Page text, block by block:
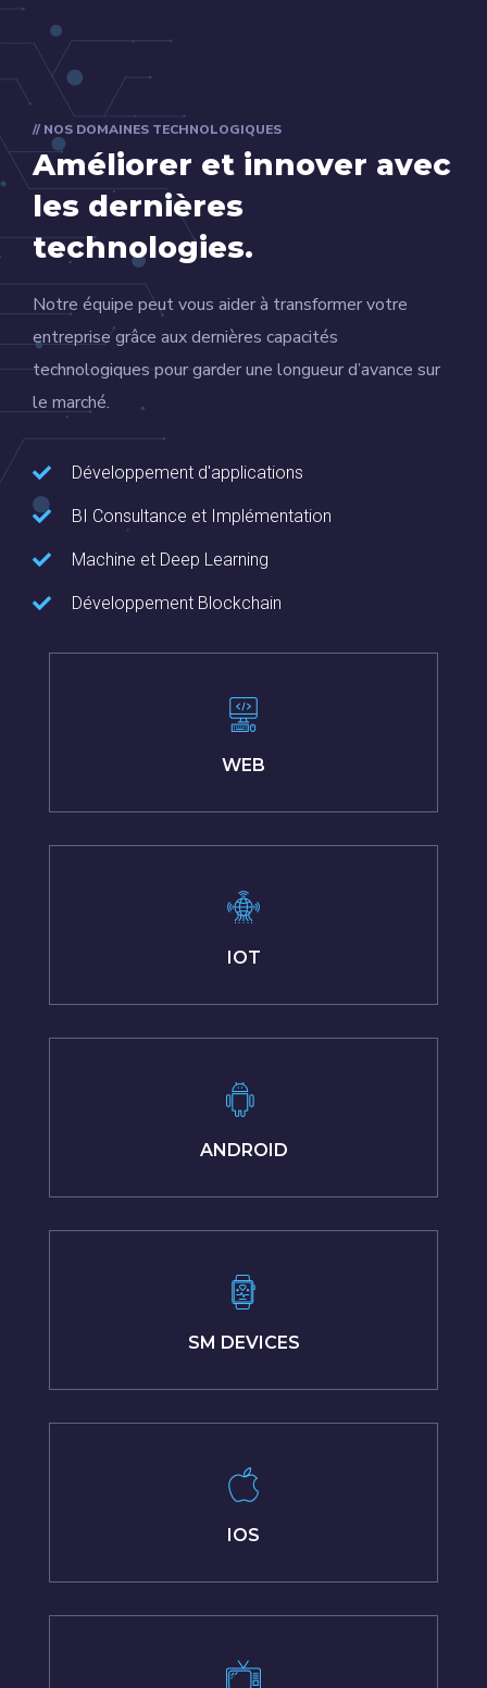
// NOS DOMAINES TECHNOLOGIQUES
Améliorer et innover avec
les dernières
technologies.
Notre équipe peut vous aider à transformer votre
entreprise grâce aux dernières capacités
technologiques pour garder une longueur d’avance sur
le marché.
Développement d'applications
BI Consultance et Implémentation
Machine et Deep Learning
Développement Blockchain
WEB
IOT
ANDROID
SM DEVICES
IOS